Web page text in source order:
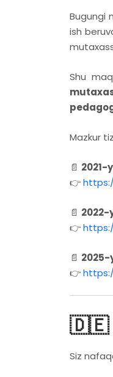
Bugungi
ish
Shu
Mazkur
📄 2021-
👉
📄 2022-
👉
📄
👉
🇩🇪
Siz